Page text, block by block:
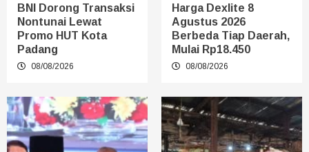
BNI Dorong Transaksi
Nontunai Lewat
Promo HUT Kota
Padang
08/08/2026
Harga Dexlite 8
Agustus 2026
Berbeda Tiap Daerah,
Mulai Rp18.450
08/08/2026